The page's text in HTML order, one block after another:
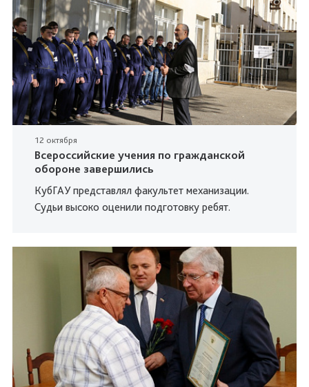
12 октября
Всероссийские учения по гражданской
обороне завершились
КубГАУ представлял факультет механизации.
Судьи высоко оценили подготовку ребят.